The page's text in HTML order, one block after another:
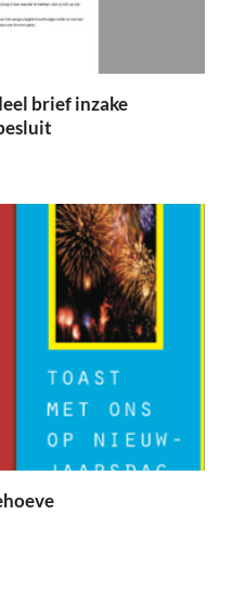
brief inzake